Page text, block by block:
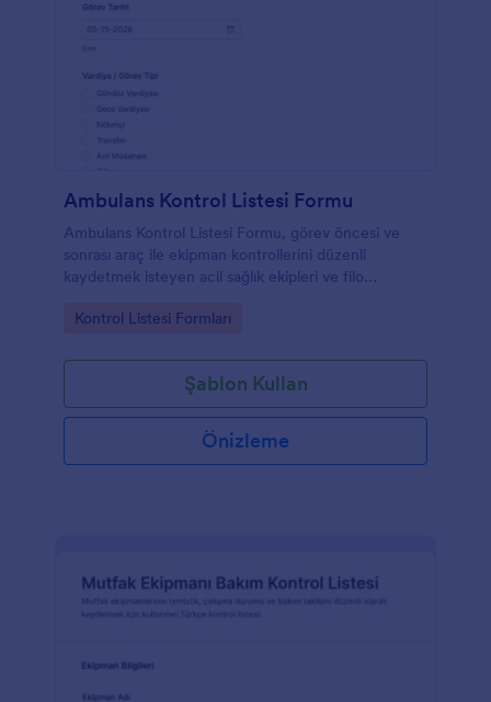
Ambulans Kontrol Listesi Formu
Ambulans Kontrol Listesi Formu, görev öncesi ve
sonrası araç ile ekipman kontrollerini düzenli
kaydetmek isteyen acil sağlık ekipleri ve filo
Go to Category:
Kontrol Listesi Formları
Şablon Kullan
Önizleme